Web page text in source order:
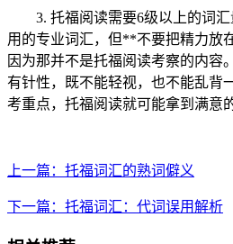
3. 托福阅读需要6级以上的词汇
用的专业词汇，但**不要把精力放
因为那并不是托福阅读考察的内容
有针性，既不能轻视，也不能乱背
考重点，托福阅读就可能拿到满意
上一篇：托福词汇的熟词僻义
下一篇：托福词汇：代词误用解析